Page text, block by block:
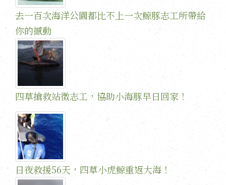
去一百次海洋公園都比不上一次鯨豚志工所帶給
你的撼動
四草搶救站徵志工，協助小海豚早日回家！
日夜救援56天，四草小虎鯨重返大海！